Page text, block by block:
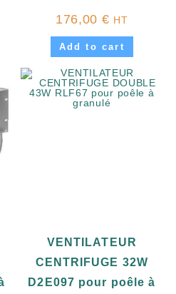
176,00 € HT
Add to cart
VENTILATEUR
CENTRIFUGE 32W
D2E097 pour poêle à